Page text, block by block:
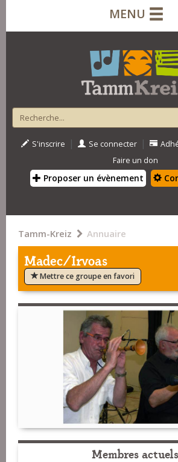
MENU
S'inscrire | Se connecter |
Faire un don
Proposer un évènement
Tamm-Kreiz Annuaire
Madec/Irvoas
Mettre ce groupe en favori
Membres actuels